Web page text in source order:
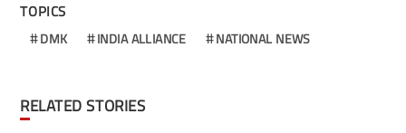
TOPICS
DMK INDIA ALLIANCE NATIONAL NEWS
RELATED STORIES